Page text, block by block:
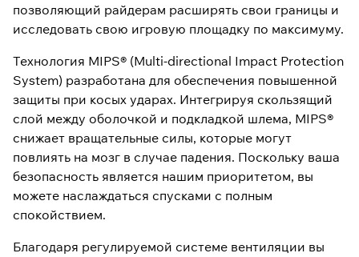
позволяющий райдерам расширять свои границы и
исследовать свою игровую площадку по максимуму.
Технология MIPS® (Multi-directional Impact Protection
System) разработана для обеспечения повышенной
защиты при косых ударах. Интегрируя скользящий
слой между оболочкой и подкладкой шлема, MIPS®
снижает вращательные силы, которые могут
повлиять на мозг в случае падения. Поскольку ваша
безопасность является нашим приоритетом, вы
можете наслаждаться спусками с полным
спокойствием.
Благодаря регулируемой системе вентиляции вы